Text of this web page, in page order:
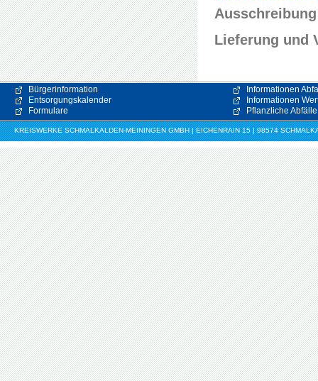
Lieferung und
Bürgerinformation
Entsorgungskalender
Formulare
Informationen
Informationen
Pflanzliche Abfälle
KREISWERKE SCHMALKALDEN-MEININGEN GMBH | EICHENRAIN 15 | 98574